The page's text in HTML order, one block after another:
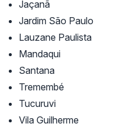
Jaçanã
Jardim São Paulo
Lauzane Paulista
Mandaqui
Santana
Tremembé
Tucuruvi
Vila Guilherme